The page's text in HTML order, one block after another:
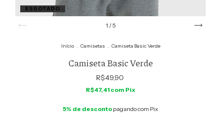
ESGOTADO
1 /5
Início . Camisetas . Camiseta Basic Verde
Camiseta Basic Verde
R$49,90
R$47,41 com Pix
5% de desconto pagando com Pix